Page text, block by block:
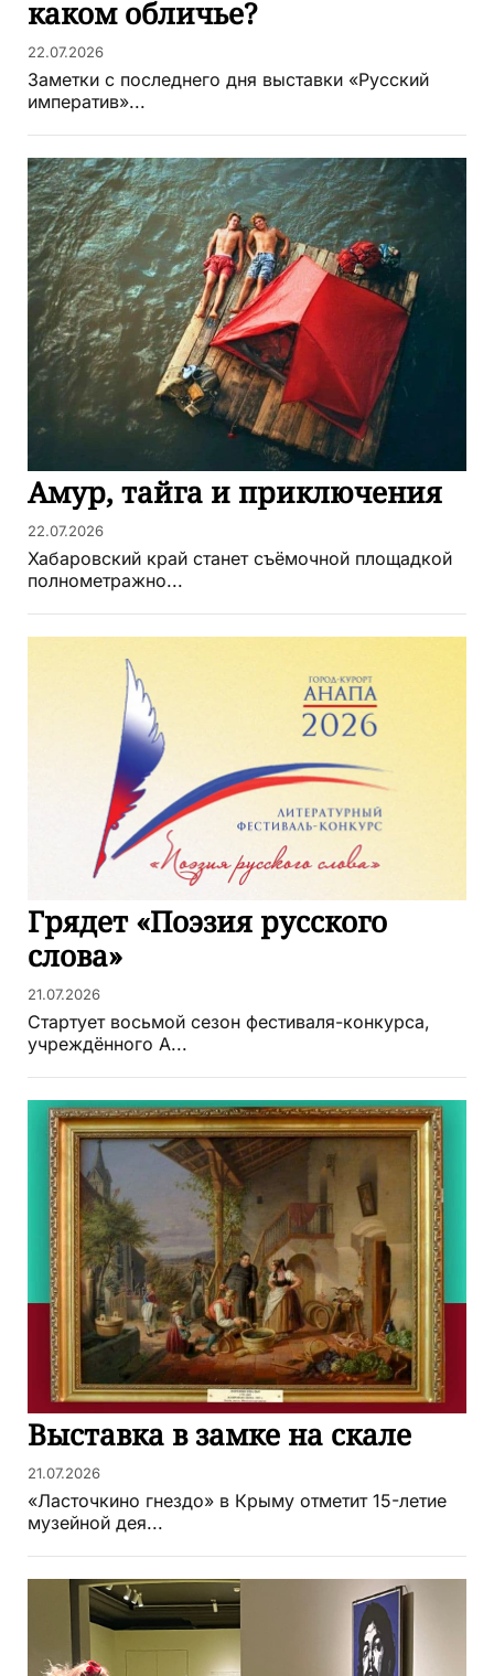
каком обличье?
22.07.2026
Заметки с последнего дня выставки «Русский
императив»...
Амур, тайга и приключения
22.07.2026
Хабаровский край станет съёмочной площадкой
полнометражно...
Грядет «Поэзия русского
слова»
21.07.2026
Стартует восьмой сезон фестиваля-конкурса,
учреждённого А...
Выставка в замке на скале
21.07.2026
«Ласточкино гнездо» в Крыму отметит 15-летие
музейной дея...